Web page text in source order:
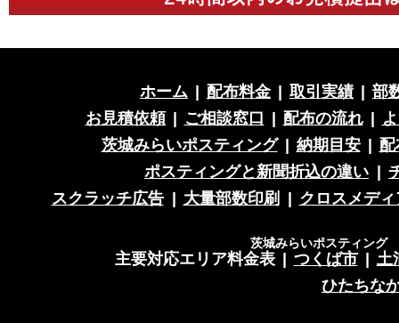
ホーム 配布料金 取引実績
部
お見積依頼
ご相談窓口 配布の流れ
茨城みらいポスティング
納期目安
ポスティングと新聞折込の違い
スクラッチ広告
大量部数印刷 クロスメディ
茨城みらいポスティング
主要対応エリア料金表 つくば市
土
ひたちな